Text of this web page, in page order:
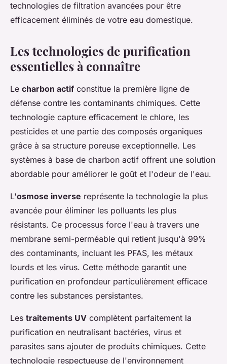
technologies de filtration avancées pour être
efficacement éliminés de votre eau domestique.
Les technologies de purification
essentielles à connaître
Le charbon actif constitue la première ligne de
défense contre les contaminants chimiques. Cette
technologie capture efficacement le chlore, les
pesticides et une partie des composés organiques
grâce à sa structure poreuse exceptionnelle. Les
systèmes à base de charbon actif offrent une solution
abordable pour améliorer le goût et l'odeur de l'eau.
L'osmose inverse représente la technologie la plus
avancée pour éliminer les polluants les plus
résistants. Ce processus force l'eau à travers une
membrane semi-perméable qui retient jusqu'à 99%
des contaminants, incluant les PFAS, les métaux
lourds et les virus. Cette méthode garantit une
purification en profondeur particulièrement efficace
contre les substances persistantes.
Les traitements UV complètent parfaitement la
purification en neutralisant bactéries, virus et
parasites sans ajouter de produits chimiques. Cette
technologie respectueuse de l'environnement